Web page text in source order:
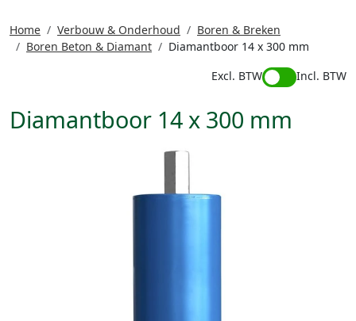
Home Verbouw & Onderhoud
Boren & Breken
Boren Beton & Diamant
Diamantboor 14 x 300 mm
Excl. BTW
Incl. BTW
Diamantboor 14 x 300 mm